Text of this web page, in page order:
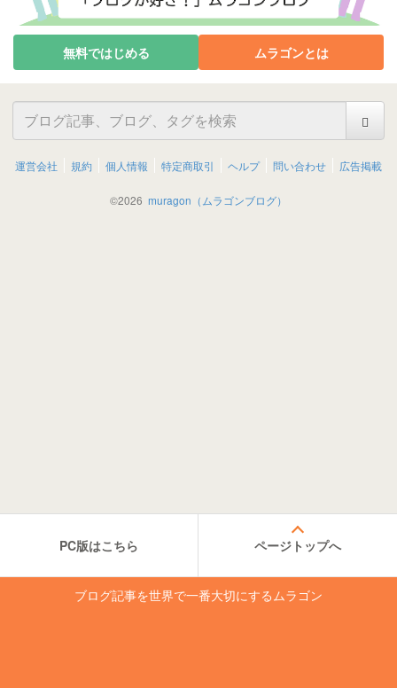
無料ではじめる ムラゴンとは
運営会社 規約 個人情報 特定商取引 ヘルプ 問い合わせ 広告掲載
©2026 muragon（ムラゴンブログ）
PC版はこちら ページトップへ
ブログ記事を世界で一番大切にするムラゴン